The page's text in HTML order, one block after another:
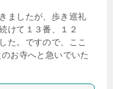
ましたが、歩き巡礼
けて１３番、１２
た。ですので、ここ
お寺へと急いでいた